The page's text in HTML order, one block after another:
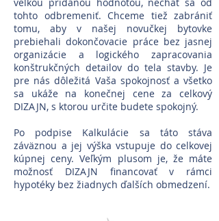
tohto odbremeniť. Chceme tiež zabrániť
tomu, aby v našej novučkej bytovke
prebiehali dokončovacie práce bez jasnej
organizácie a logického zapracovania
konštrukčných detailov do tela stavby. Je
pre nás dôležitá Vaša spokojnosť a všetko
sa ukáže na konečnej cene za celkový
DIZAJN, s ktorou určite budete spokojný.
Po podpise Kalkulácie sa táto stáva
záväznou a jej výška vstupuje do celkovej
kúpnej ceny. Veľkým plusom je, že máte
možnosť DIZAJN financovať v rámci
hypotéky bez žiadnych ďalších obmedzení.